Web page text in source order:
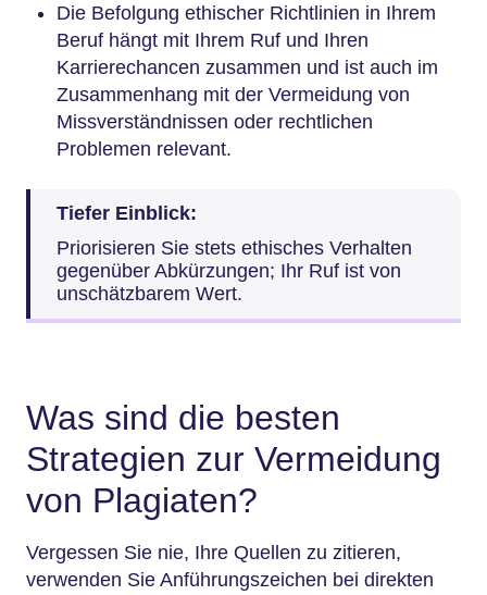
Die Befolgung ethischer Richtlinien in Ihrem
Beruf hängt mit Ihrem Ruf und Ihren
Karrierechancen zusammen und ist auch im
Zusammenhang mit der Vermeidung von
Missverständnissen oder rechtlichen
Problemen relevant.
Tiefer Einblick:
Priorisieren Sie stets ethisches Verhalten
gegenüber Abkürzungen; Ihr Ruf ist von
unschätzbarem Wert.
Was sind die besten
Strategien zur Vermeidung
von Plagiaten?
Vergessen Sie nie, Ihre Quellen zu zitieren,
verwenden Sie Anführungszeichen bei direkten